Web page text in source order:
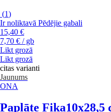
(1)
Ir noliktavā Pēdējie gabali
15,40 €
7,70 € / gb
Likt grozā
Likt grozā
citas varianti
Jaunums
ONA
Paplāte Fika10x28,5